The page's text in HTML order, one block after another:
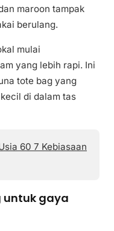
maroon tampak
berulang.
mulai
yang lebih rapi. Ini
tote bag yang
di dalam tas
60 7 Kebiasaan
untuk gaya